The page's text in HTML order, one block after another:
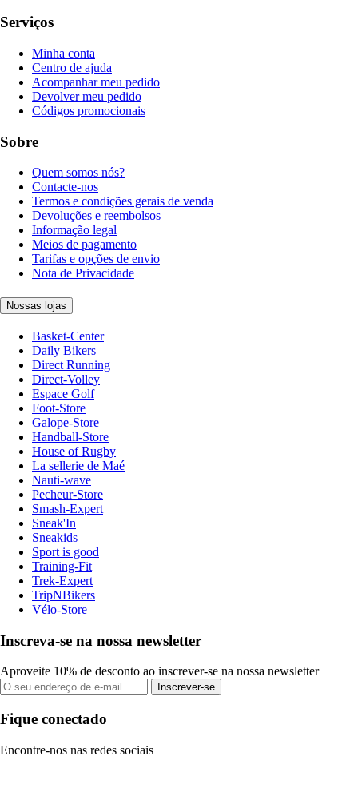
Serviços
Minha conta
Centro de ajuda
Acompanhar meu pedido
Devolver meu pedido
Códigos promocionais
Sobre
Quem somos nós?
Contacte-nos
Termos e condições gerais de venda
Devoluções e reembolsos
Informação legal
Meios de pagamento
Tarifas e opções de envio
Nota de Privacidade
Nossas lojas
Basket-Center
Daily Bikers
Direct Running
Direct-Volley
Espace Golf
Foot-Store
Galope-Store
Handball-Store
House of Rugby
La sellerie de Maé
Nauti-wave
Pecheur-Store
Smash-Expert
Sneak'In
Sneakids
Sport is good
Training-Fit
Trek-Expert
TripNBikers
Vélo-Store
Inscreva-se na nossa newsletter
Aproveite 10% de desconto ao inscrever-se na nossa newsletter
Inscrever-se
Fique conectado
Encontre-nos nas redes sociais